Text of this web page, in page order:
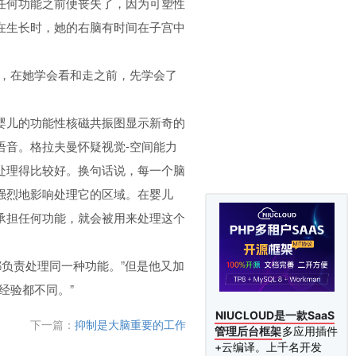
NIUCLOUD是一款SaaS
管理后台框架多应用插件
+云编译。上千名开发
长时，她的右脑有时间在子宫中
在她学会看和走之前，先学会了
的功能性核磁共振图显示新奇的
。格拉夫曼怀疑视觉-空间能力
得比较好。换句话说，每一个脑
地影响处理它的区域。在婴儿
任何功能，就会被用来处理这个
责处理同一种功能。”但是他又加
验都不同。”
下一篇： 抑制是大脑重要的工作